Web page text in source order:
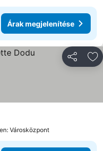
Árak megjelenítése
Városközpont